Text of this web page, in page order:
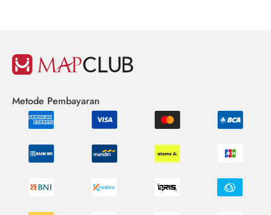
Metode Pembayaran